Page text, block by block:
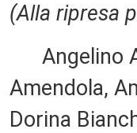
(Alla ripresa
Angelino
Amendola,
Dorina